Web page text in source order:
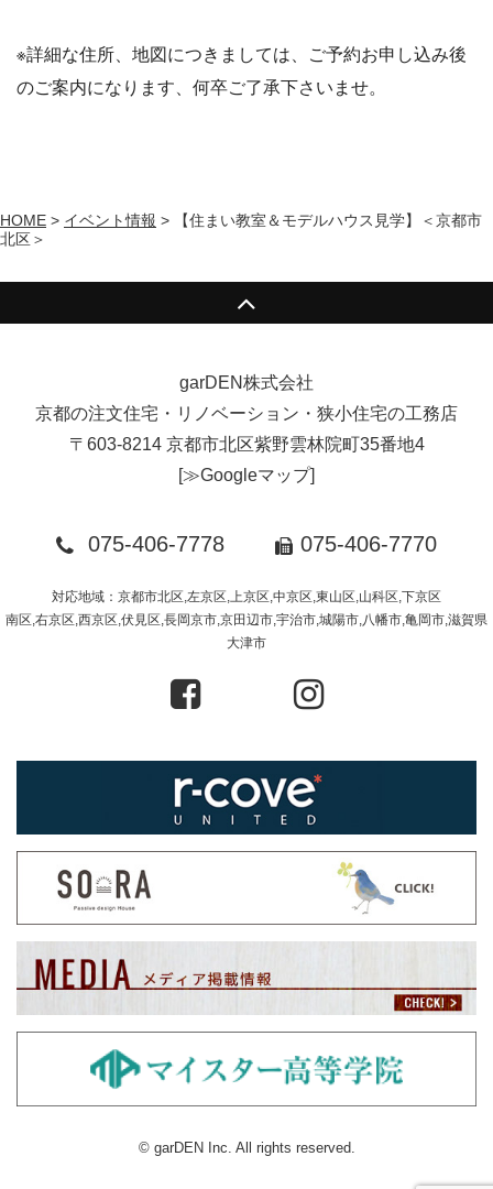
※詳細な住所、地図につきましては、ご予約お申し込み後
のご案内になります、何卒ご了承下さいませ。
HOME > イベント情報 >
【住まい教室＆モデルハウス見学】＜京都市
北区＞
garDEN株式会社
京都の注文住宅・リノベーション・狭小住宅の工務店
〒603-8214 京都市北区紫野雲林院町35番地4
[≫Googleマップ]
075-406-7778 075-406-7770
対応地域：京都市北区,左京区,上京区,中京区,東山区,山科区,下京区
南区,右京区,西京区,伏見区,長岡京市,京田辺市,宇治市,城陽市,八幡市,亀岡市,滋賀県
大津市
© garDEN Inc. All rights reserved.